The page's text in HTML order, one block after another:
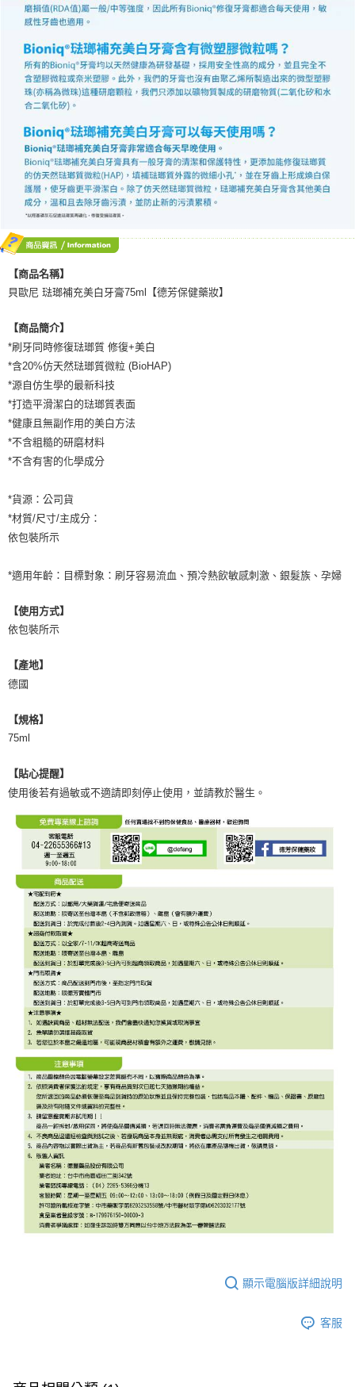
【商品名稱】
貝歐尼 琺瑯補充美白牙膏75ml【德芳保健藥妝】
【商品簡介】
*刷牙同時修復琺瑯質 修復+美白
*含20%仿天然琺瑯質微粒 (BioHAP)​
*源自仿生學的最新科技​
*打造平滑潔白的琺瑯質表面
*健康且無副作用的美白方法
*不含粗糙的研磨材料
*不含有害的化學成分
*貨源：公司貨
*材質/尺寸/主成分：
依包裝所示
*適用年齡：目標對象：刷牙容易流血、預冷熱飲敏感刺激、銀髮族、孕婦
【使用方式】
依包裝所示
【產地】
德國
【規格】
75ml
【貼心提醒】
使用後若有過敏或不適請即刻停止使用，並請教於醫生。
顯示電腦版詳細說明
客服